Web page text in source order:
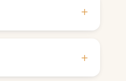
+
+